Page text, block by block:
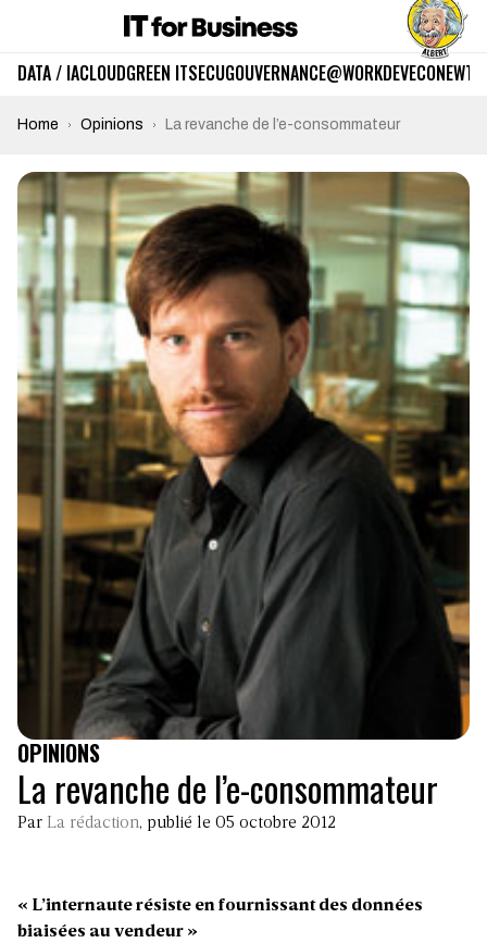
DATA / IACLOUDGREEN ITSECUGOUVERNANCE@WORKDEVECO
Home Opinions La revanche de l’e-consommateur
OPINIONS
La revanche de l’e-consommateur
Par La rédaction, publié le 05 octobre 2012
« L’internaute résiste en fournissant des données
biaisées au vendeur »